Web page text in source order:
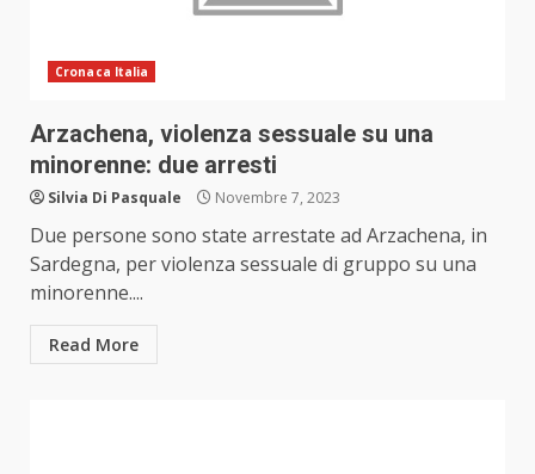
Cronaca Italia
Arzachena, violenza sessuale su una
minorenne: due arresti
Silvia Di Pasquale Novembre 7, 2023
Due persone sono state arrestate ad Arzachena, in
Sardegna, per violenza sessuale di gruppo su una
minorenne....
Read More